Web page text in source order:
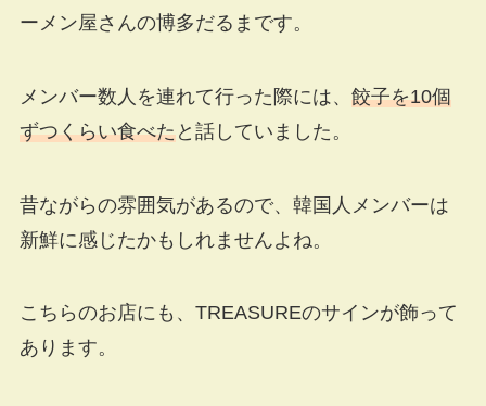
ーメン屋さんの博多だるまです。
メンバー数人を連れて行った際には、 餃子を10個
ずつくらい食べたと話していました。
昔ながらの雰囲気があるので、韓国人メンバーは
新鮮に感じたかもしれませんよね。
こちらのお店にも、TREASUREのサインが飾って
あります。